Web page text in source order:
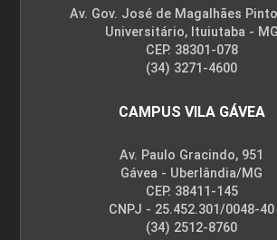
Gestão de Relacionamento
Clientes: Marketing e Serviço
Av. Gov. José de Magalhães
Universitário, Ituiutaba - MG
CEP. 38301-078
(34) 3271-4600
CAMPUS VILA GÁVEA
Av. Paulo Gracindo, 951
Gávea - Uberlândia/MG
CEP. 38411-145
CNPJ - 25.452.301/0048-40
(34) 2512-8760